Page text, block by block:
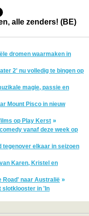
alle zenders! (BE)
dromen waarmaken in
2' nu volledig te bingen op
magie, passie en
Mount Pisco in nieuw
op Play Kerst
vanaf deze week op
tegenover elkaar in seizoen
Karen, Kristel en
Road' naar Australië
slotklooster in 'In